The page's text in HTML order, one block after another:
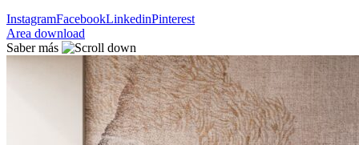
InstagramFacebookLinkedinPinterest
Area download
Saber más